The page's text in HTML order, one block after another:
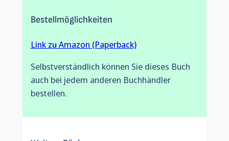
Bestellmöglichkeiten
Link zu Amazon (Paperback)
Selbstverständlich können Sie dieses Buch
auch bei jedem anderen Buchhändler
bestellen.